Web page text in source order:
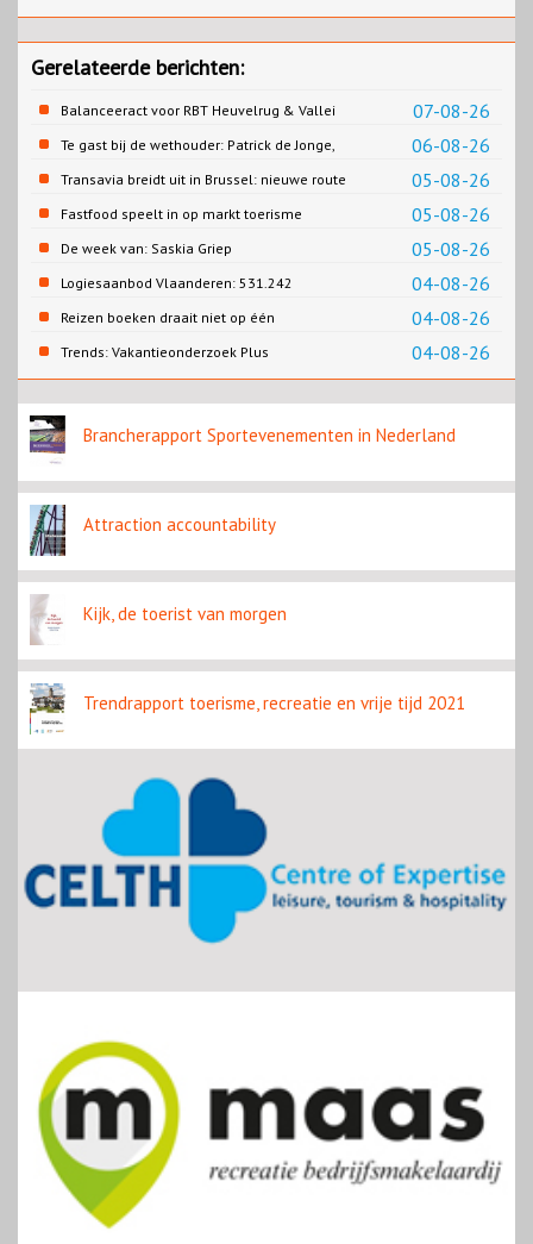
Gerelateerde berichten:
07-08-26
Balanceeract voor RBT Heuvelrug & Vallei
06-08-26
Te gast bij de wethouder: Patrick de Jonge,
Gemeente Emmen
05-08-26
Transavia breidt uit in Brussel: nieuwe route
naar Porto
05-08-26
Fastfood speelt in op markt toerisme
05-08-26
De week van: Saskia Griep
04-08-26
Logiesaanbod Vlaanderen: 531.242
slaapplaatsen
04-08-26
Reizen boeken draait niet op één
contentbron
04-08-26
Trends: Vakantieonderzoek Plus
Brancherapport Sportevenementen in Nederland
Attraction accountability
Kijk, de toerist van morgen
Trendrapport toerisme, recreatie en vrije tijd 2021